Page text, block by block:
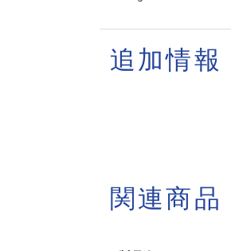
追加情報
関連商品